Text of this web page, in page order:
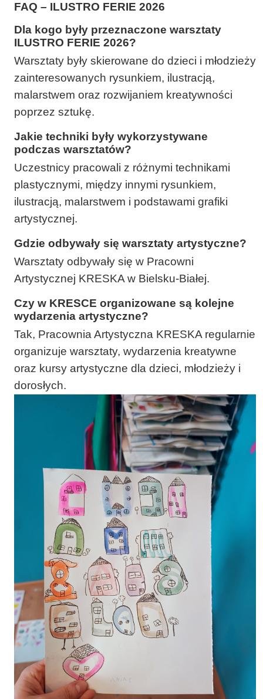
FAQ – ILUSTRO FERIE 2026
Dla kogo były przeznaczone warsztaty
ILUSTRO FERIE 2026?
Warsztaty były skierowane do dzieci i młodzieży
zainteresowanych rysunkiem, ilustracją,
malarstwem oraz rozwijaniem kreatywności
poprzez sztukę.
Jakie techniki były wykorzystywane
podczas warsztatów?
Uczestnicy pracowali z różnymi technikami
plastycznymi, między innymi rysunkiem,
ilustracją, malarstwem i podstawami grafiki
artystycznej.
Gdzie odbywały się warsztaty artystyczne?
Warsztaty odbywały się w Pracowni
Artystycznej KRESKA w Bielsku-Białej.
Czy w KRESCE organizowane są kolejne
wydarzenia artystyczne?
Tak, Pracownia Artystyczna KRESKA regularnie
organizuje warsztaty, wydarzenia kreatywne
oraz kursy artystyczne dla dzieci, młodzieży i
dorosłych.